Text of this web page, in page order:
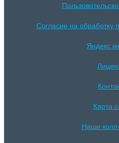
Согласие на обработку
Яндекс
Карта
Наши